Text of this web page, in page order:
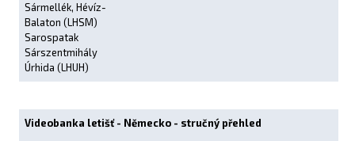
Sármellék, Hévíz-
Balaton (LHSM)
Sarospatak
Sárszentmihály
Úrhida (LHUH)
Videobanka letišť - Německo - stručný přehled